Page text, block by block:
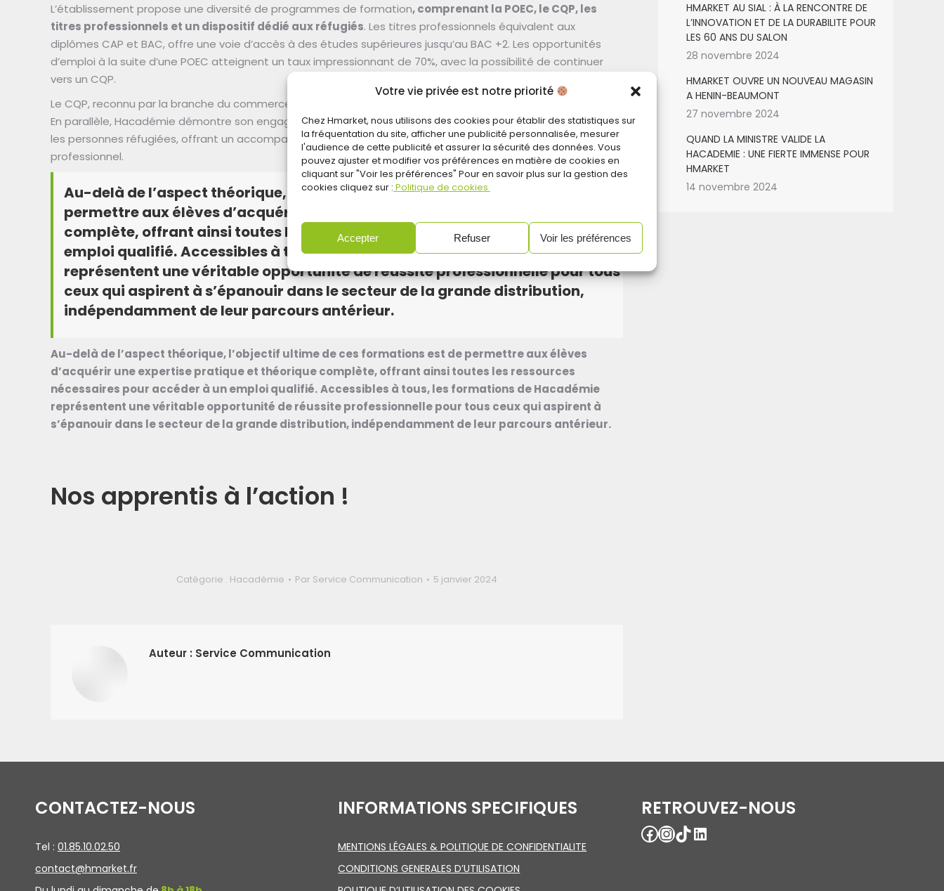
Votre vie privée est notre priorité
Chez Hmarket, nous utilisons des cookies pour établir des statistiques sur
la fréquentation du site, afficher une publicité personnalisée, mesurer
l'audience de cette publicité et assurer la sécurité des données. Vous
pouvez ajuster et modifier vos préférences en matière de cookies en
cliquant sur "Voir les préférences" Pour en savoir plus sur la gestion des
cookies cliquez sur : Politique de cookies
Accepter Refuser Voir les préférences
L’établissement propose une diversité de programmes de formation, comprenant la POEC, le CQP, les
titres professionnels et un dispositif dédié aux réfugiés. Les titres professionnels équivalent aux
diplômes CAP et BAC, offre une voie d’accès à des études supérieures jusqu’au BAC +2. Les opportunités
d’emploi à la suite d’une POEC atteignent un taux impressionnant de 70%, avec la possibilité de continuer
vers un CQP.
Le CQP, reconnu par la branche du commerce, se démarque par ses opportunités d’embauche immédiates.
En parallèle, Hacadémie démontre son engagement social en proposant des formations spécifiques pour
les personnes réfugiées, offrant un accompagnement dédié pour faciliter leur intégration dans le monde
professionnel.
Au-delà de l’aspect théorique, l’objectif ultime de ces formations est de
permettre aux élèves d’acquérir une expertise pratique et théorique
complète, offrant ainsi toutes les ressources nécessaires pour accéder à un
emploi qualifié.Accessibles à tous, les formations de Hacadémie
représentent une véritable opportunité de réussite professionnelle pour tous
ceux qui aspirent à s’épanouir dans le secteur de la grande distribution,
indépendamment de leur parcours antérieur.
Au-delà de l’aspect théorique, l’objectif ultime de ces formations est de permettre aux élèves
d’acquérir une expertise pratique et théorique complète, offrant ainsi toutes les ressources
nécessaires pour accéder à un emploi qualifié.Accessibles à tous, les formations de Hacadémie
représentent une véritable opportunité de réussite professionnelle pour tous ceux qui aspirent à
s’épanouir dans le secteur de la grande distribution, indépendamment de leur parcours antérieur.
Nos apprentis à l’action !
Catégorie : Hacadémie Par Service Communication 5 janvier 2024
Auteur : Service Communication
HMARKET AU SIAL : À LA RENCONTRE DE
L’INNOVATION ET DE LA DURABILITE POUR
LES 60 ANS DU SALON
28 novembre 2024
HMARKET OUVRE UN NOUVEAU MAGASIN
A HENIN-BEAUMONT
27 novembre 2024
QUAND LA MINISTRE VALIDE LA
HACADEMIE : UNE FIERTE IMMENSE POUR
HMARKET
14 novembre 2024
CONTACTEZ-NOUS
Tel : 01.85.10.02.50
contact@hmarket.fr
INFORMATIONS SPECIFIQUES
MENTIONS LÉGALES & POLITIQUE DE CONFIDENTIALITE
CONDITIONS GENERALES D’UTILISATION
RETROUVEZ-NOUS
Facebook InstagramTikTok LinkedIn